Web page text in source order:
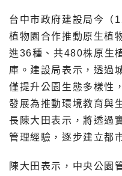
台中市政府建設局今（
植物園合作推動原生植
進36種、共480株原生
庫。建設局表示，透過
僅提升公園生態多樣性
發展為推動環境教育與
長陳大田表示，將透過
管理經驗，逐步建立都
陳大田表示，中央公園